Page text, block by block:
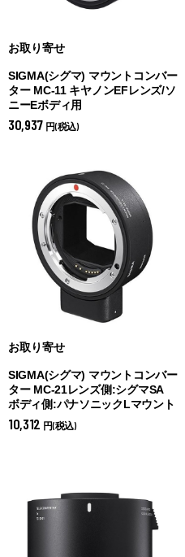
お取り寄せ
SIGMA(シグマ) マウントコンバー
ター MC-11 キヤノンEFレンズ/ソ
ニーEボディ用
30,937 円(税込)
お取り寄せ
SIGMA(シグマ) マウントコンバー
ター MC-21レンズ側:シグマSA
ボディ側:パナソニックLマウント
10,312 円(税込)